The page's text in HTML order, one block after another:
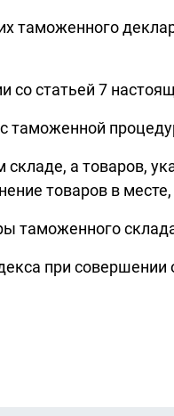
таможенного
со статьей 7
таможенной
а товаров,
товаров в
таможенного
при